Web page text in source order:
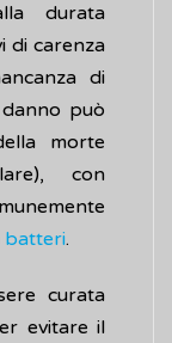
durata
di carenza
di
può
morte
con
batteri.
curata
evitare il